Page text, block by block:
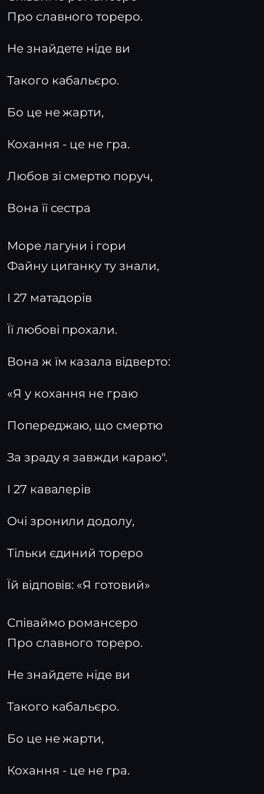
Про славного тореро.
Не знайдете ніде ви
Такого кабальєро.
Бо це не жарти,
Кохання - це не гра.
Любов зі смертю поруч,
Вона її сестра
Море лагуни і гори
Файну циганку ту знали,
І 27 матадорів
Її любові прохали.
Вона ж їм казала відверто:
«Я у кохання не граю
Попереджаю, що смертю
За зраду я завжди караю".
І 27 кавалерів
Очі зронили додолу,
Тільки єдиний тореро
Їй відповів: «Я готовий»
Співаймо романсеро
Про славного тореро.
Не знайдете ніде ви
Такого кабальєро.
Бо це не жарти,
Кохання - це не гра.